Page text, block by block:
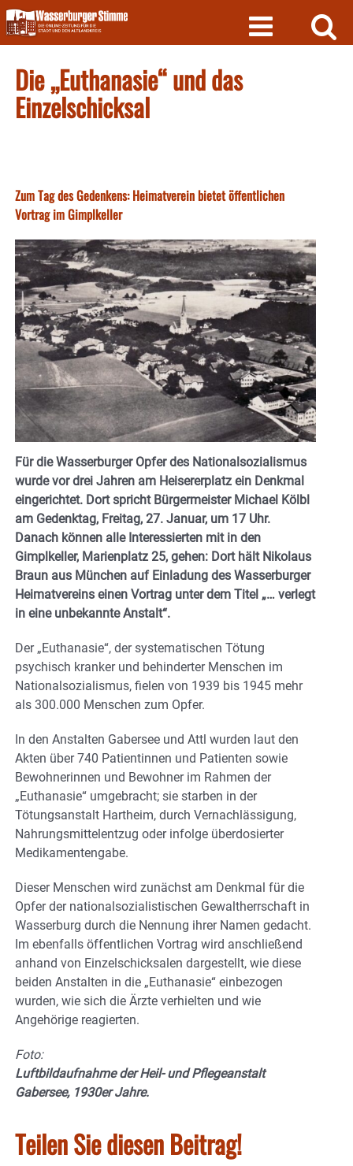
Skip
to
content
Die „Euthanasie“ und das
Einzelschicksal
Zum Tag des Gedenkens: Heimatverein bietet öffentlichen
Vortrag im Gimplkeller
Für die Wasserburger Opfer des Nationalsozialismus
wurde vor drei Jahren am Heisererplatz ein Denkmal
eingerichtet. Dort spricht Bürgermeister Michael Kölbl
am Gedenktag, Freitag, 27. Januar, um 17 Uhr.
Danach können alle Interessierten mit in den
Gimplkeller, Marienplatz 25, gehen: Dort hält Nikolaus
Braun aus München auf Einladung des Wasserburger
Heimatvereins einen Vortrag unter dem Titel „… verlegt
in eine unbekannte Anstalt“.
Der „Euthanasie“, der systematischen Tötung
psychisch kranker und behinderter Menschen im
Nationalsozialismus, fielen von 1939 bis 1945 mehr
als 300.000 Menschen zum Opfer.
In den Anstalten Gabersee und Attl wurden laut den
Akten über 740 Patientinnen und Patienten sowie
Bewohnerinnen und Bewohner im Rahmen der
„Euthanasie“ umgebracht; sie starben in der
Tötungsanstalt Hartheim, durch Vernachlässigung,
Nahrungsmittelentzug oder infolge überdosierter
Medikamentengabe.
Dieser Menschen wird zunächst am Denkmal für die
Opfer der nationalsozialistischen Gewaltherrschaft in
Wasserburg durch die Nennung ihrer Namen gedacht.
Im ebenfalls öffentlichen Vortrag wird anschließend
anhand von Einzelschicksalen dargestellt, wie diese
beiden Anstalten in die „Euthanasie“ einbezogen
wurden, wie sich die Ärzte verhielten und wie
Angehörige reagierten.
Foto:
Luftbildaufnahme der Heil- und Pflegeanstalt
Gabersee, 1930er Jahre.
Teilen Sie diesen Beitrag!